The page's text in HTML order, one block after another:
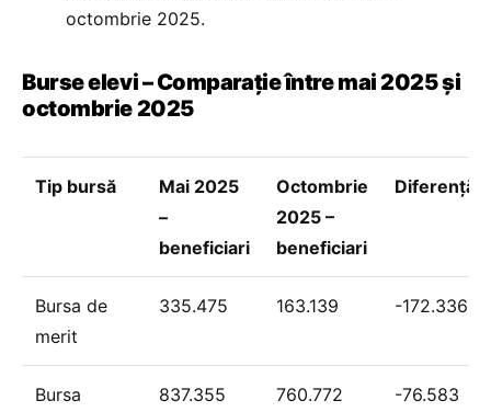
octombrie 2025.
Burse elevi – Comparație între mai 2025 și
octombrie 2025
Tip bursă
Mai 2025
–
beneficiari
Octombrie
2025 –
beneficiari
Diferență
Bursa de
merit
335.475 163.139 -172.336
Bursa
837.355 760.772 -76.583